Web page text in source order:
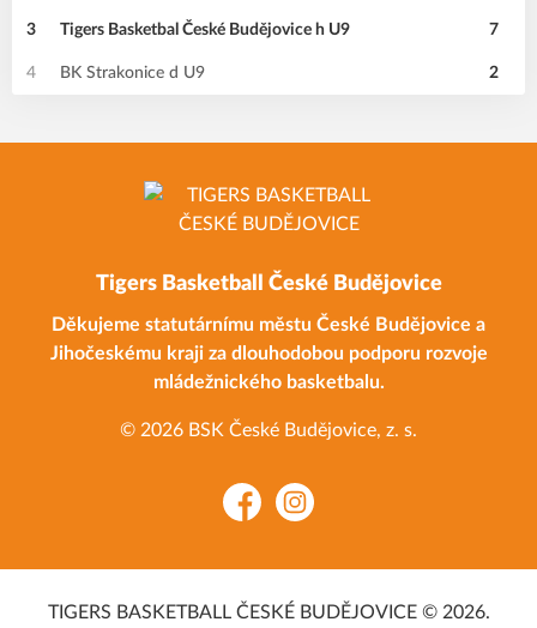
3 Tigers Basketbal České Budějovice h U9 7
4 BK Strakonice d U9 2
Tigers Basketball České Budějovice
Děkujeme statutárnímu městu České Budějovice a
Jihočeskému kraji za dlouhodobou podporu rozvoje
mládežnického basketbalu.
© 2026 BSK České Budějovice, z. s.
FacebookInstagram
TIGERS BASKETBALL ČESKÉ BUDĚJOVICE © 2026.